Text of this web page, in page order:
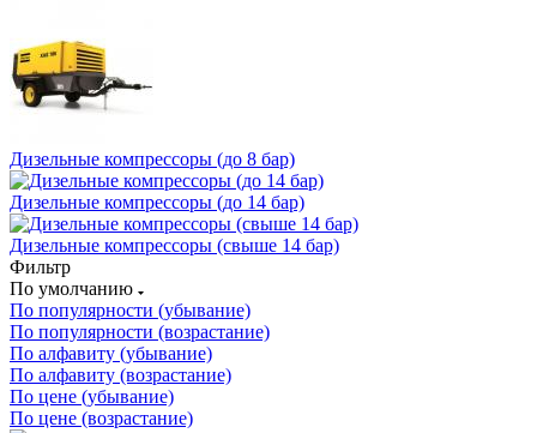
Дизельные компрессоры (до 8 бар)
Дизельные компрессоры (до 14 бар)
Дизельные компрессоры (свыше 14 бар)
Фильтр
По умолчанию
По популярности (убывание)
По популярности (возрастание)
По алфавиту (убывание)
По алфавиту (возрастание)
По цене (убывание)
По цене (возрастание)